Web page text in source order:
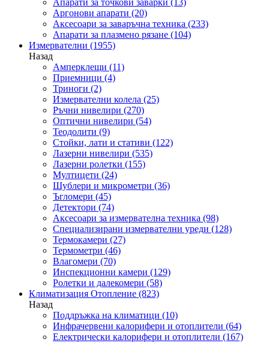
Апарати за точкови заварки (13)
Аргонови апарати (20)
Аксесоари за заваръчна техника (233)
Апарати за плазмено рязане (104)
Измервателни (1955)
Назад
Амперклещи (11)
Приемници (4)
Триноги (2)
Измервателни колела (25)
Ръчни нивелири (270)
Оптични нивелири (54)
Теодолити (9)
Стойки, лати и стативи (122)
Лазерни нивелири (535)
Лазерни ролетки (155)
Мултицети (24)
Шублери и микрометри (36)
Ъгломери (45)
Детектори (74)
Аксесоари за измервателна техника (98)
Специализирани измервателни уреди (128)
Термокамери (27)
Термометри (46)
Влагомери (70)
Инспекционни камери (129)
Ролетки и далекомери (58)
Климатизация Отопление (823)
Назад
Поддръжка на климатици (10)
Инфрачервени калорифери и отоплители (64)
Електрически калорифери и отоплители (167)